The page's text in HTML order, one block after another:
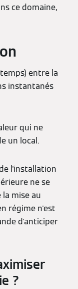
ce domaine,
entre la
instantanés
qui ne
un local.
l'installation
ne se
mise au
régime n'est
d'anticiper
?